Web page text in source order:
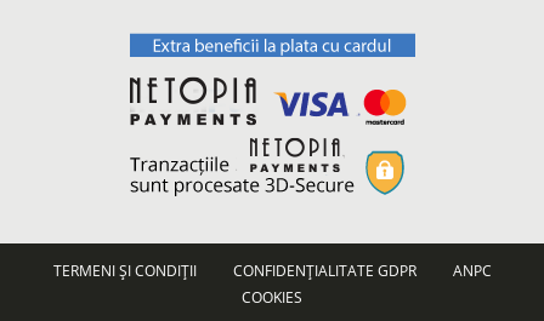
TERMENI ȘI CONDIȚII CONFIDENȚIALITATE GDPR
ANPC
COOKIES